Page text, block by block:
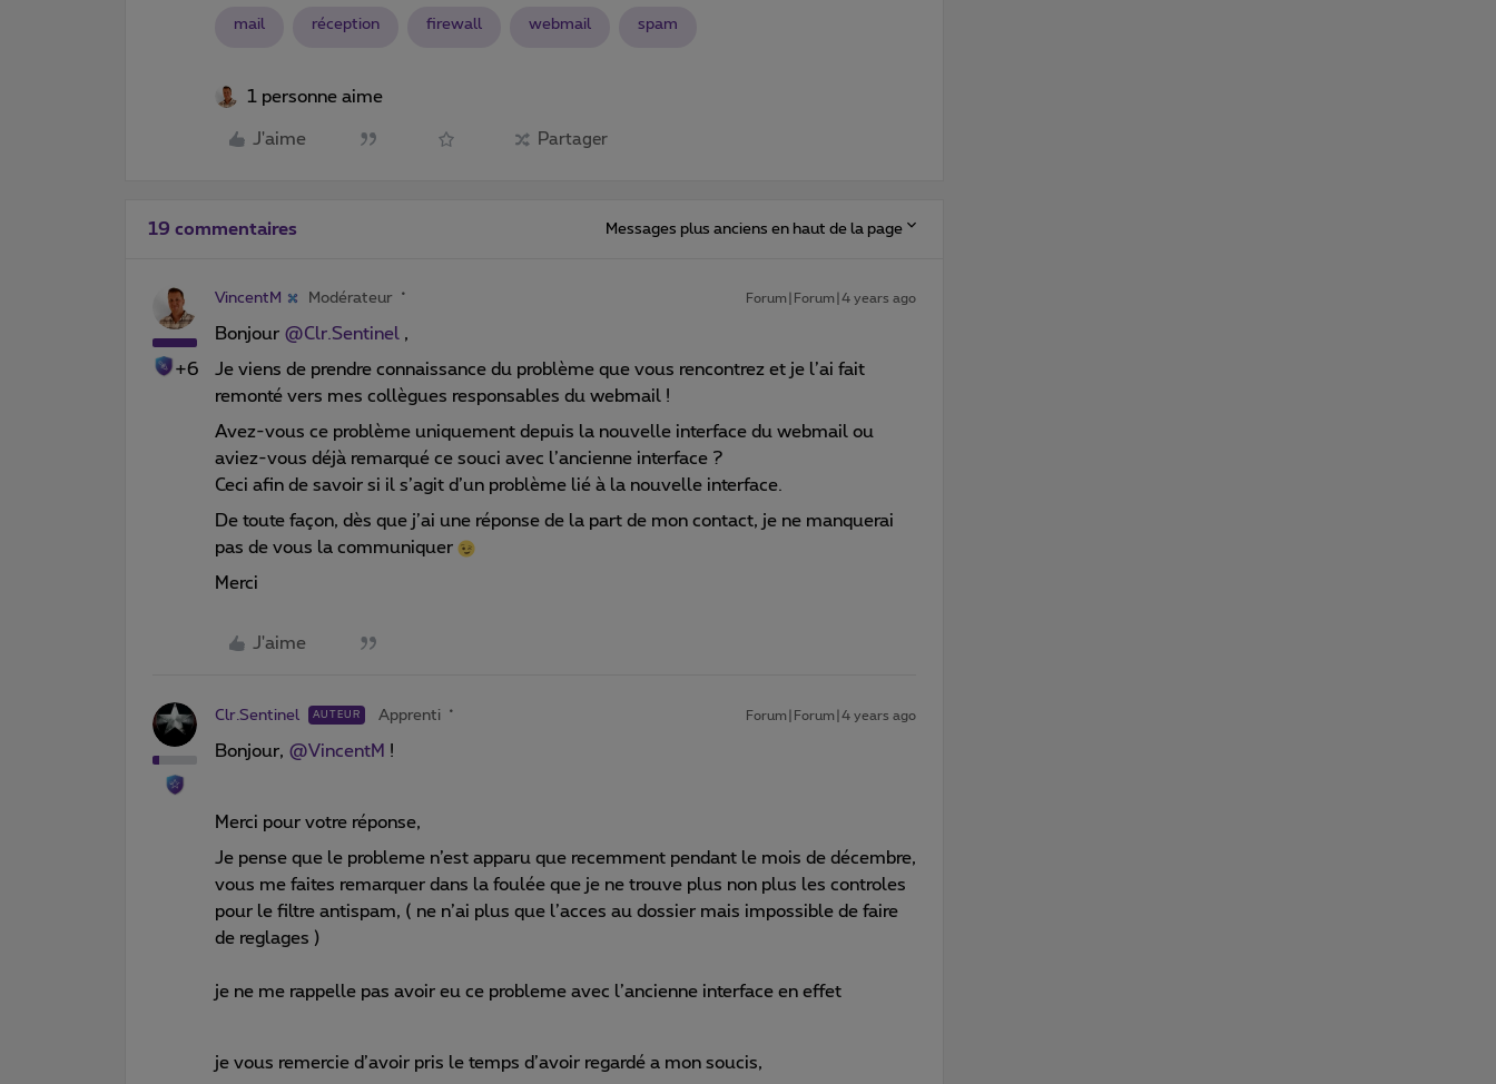
mail réception firewall webmail spam
1 personne aime
J'aime Partager
19 commentaires Messages plus anciens en haut de la page
+6
VincentM Modérateur Forum|Forum|4 years ago
Bonjour @Clr.Sentinel ,
Je viens de prendre connaissance du problème que vous rencontrez et je l’ai fait
remonté vers mes collègues responsables du webmail !
Avez-vous ce problème uniquement depuis la nouvelle interface du webmail ou
aviez-vous déjà remarqué ce souci avec l’ancienne interface ?
Ceci afin de savoir si il s’agit d’un problème lié à la nouvelle interface.
De toute façon, dès que j’ai une réponse de la part de mon contact, je ne manquerai
pas de vous la communiquer
Merci
J'aime
Clr.Sentinel AUTEUR Apprenti Forum|Forum|4 years ago
Bonjour, @VincentM !
Merci pour votre réponse,
Je pense que le probleme n’est apparu que recemment pendant le mois de décembre,
vous me faites remarquer dans la foulée que je ne trouve plus non plus les controles
pour le filtre antispam, ( ne n’ai plus que l’acces au dossier mais impossible de faire
de reglages )
je ne me rappelle pas avoir eu ce probleme avec l’ancienne interface en effet
je vous remercie d’avoir pris le temps d’avoir regardé a mon soucis,